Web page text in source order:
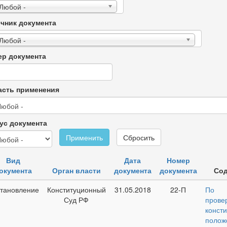
-
документа
-
документа
применения
документа
Применить
Сбросить
Вид
Орган власти
Дата
документа
Номер
документа
Конституционный
Суд РФ
31.05.2018 22-П
По